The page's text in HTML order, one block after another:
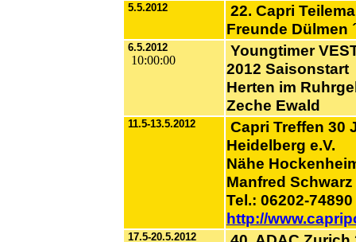
5.5.2012
22. Capri
Freunde Dülmen
6.5.2012
10:00:00
Youngtimer
2012 Saisonstart
Herten im
Zeche Ewald
11.5-13.5.2012
Capri Treffen 30
Heidelberg e.V.
Nähe
Manfred Schwarz
Tel.: 06202-74890
http://
17.5-20.5.2012